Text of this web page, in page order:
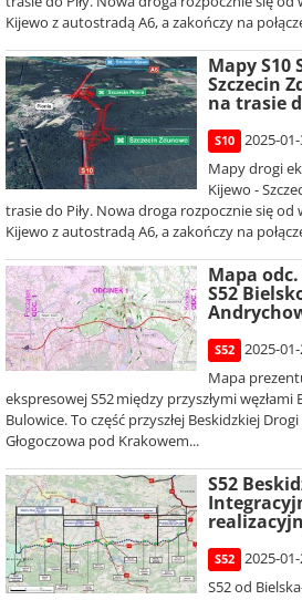
Kijewo z autostradą A6, a zakończy na
Mapy S10
Szczecin
na trasie
S10
2025-
Mapy drogi
Kijewo -
trasie do Piły. Nowa droga rozpocznie się od
Kijewo z autostradą A6, a zakończy na
Mapa
S52
S52
2025-
Mapa
ekspresowej S52 między przyszłymi węzłami
Bulowice. To część przyszłej Beskidzkiej
Głogoczowa pod Krakowem...
S52
S52
2025-
S52 od